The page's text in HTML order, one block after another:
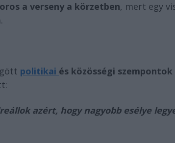
a verseny a körzetben, mert egy
politikai és közösségi
azért, hogy nagyobb esélye